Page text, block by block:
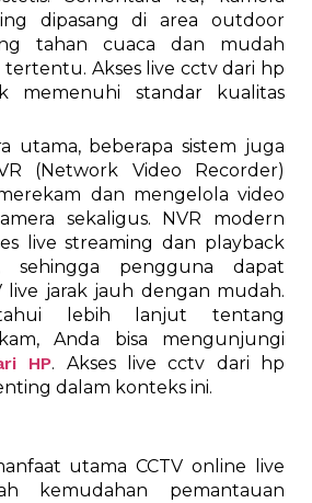
dipasang di area outdoor
tahan cuaca dan mudah
Akses live cctv dari hp
memenuhi standar kualitas
utama, beberapa sistem juga
(Network Video Recorder)
dan mengelola video
sekaligus. NVR modern
live streaming dan playback
sehingga pengguna dapat
live jarak jauh dengan mudah.
lebih lanjut tentang
Anda bisa mengunjungi
HP. Akses live cctv dari hp
dalam konteks ini.
utama CCTV online live
kemudahan pemantauan